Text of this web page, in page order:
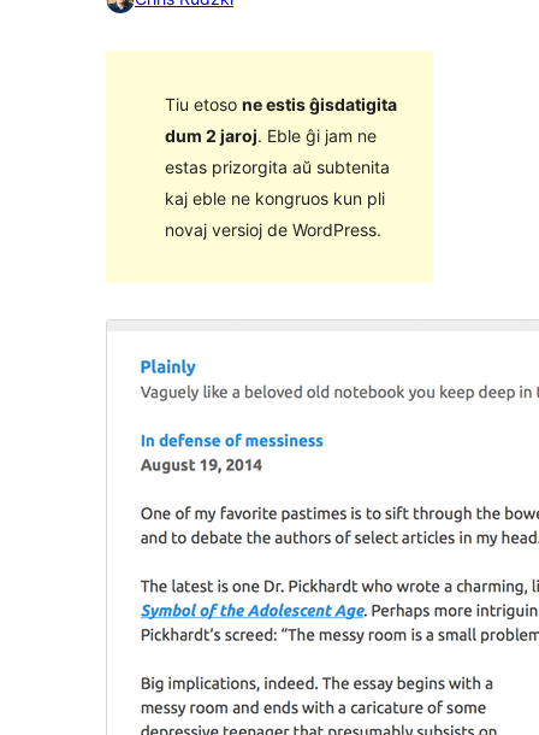
Tiu etoso ne estis ĝisdatigita
dum 2 jaroj. Eble ĝi jam ne
estas prizorgita aŭ subtenita
kaj eble ne kongruos kun pli
novaj versioj de WordPress.